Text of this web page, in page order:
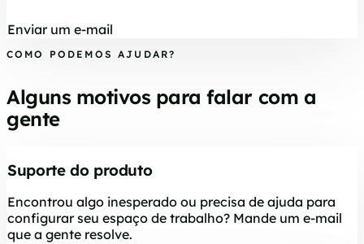
Enviar um e-mail
COMO PODEMOS AJUDAR?
Alguns motivos para falar com a
gente
Suporte do produto
Encontrou algo inesperado ou precisa de ajuda para
configurar seu espaço de trabalho? Mande um e-mail
que a gente resolve.